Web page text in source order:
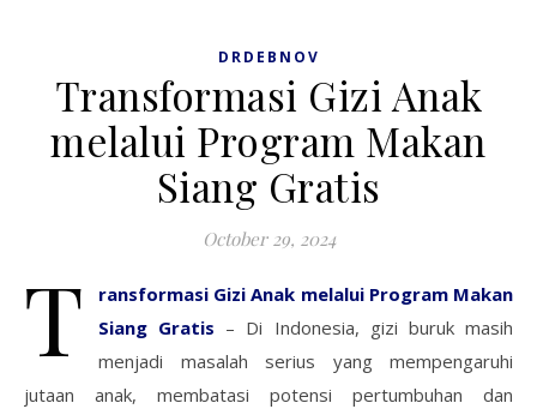
DRDEBNOV
Transformasi Gizi Anak
melalui Program Makan
Siang Gratis
October 29, 2024
T
ransformasi Gizi Anak melalui Program Makan
Siang Gratis – Di Indonesia, gizi buruk masih
menjadi masalah serius yang mempengaruhi
jutaan anak, membatasi potensi pertumbuhan dan